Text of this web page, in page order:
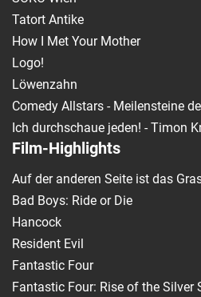
Tatort Antike
How I Met Your Mother
Logo!
Löwenzahn
Comedy Allstars - Meilensteine
Ich durchschaue jeden! - Timon
Film-Highlights
Auf der anderen Seite ist das
Bad Boys: Ride or Die
Hancock
Resident Evil
Fantastic Four
Fantastic Four: Rise of the Silver